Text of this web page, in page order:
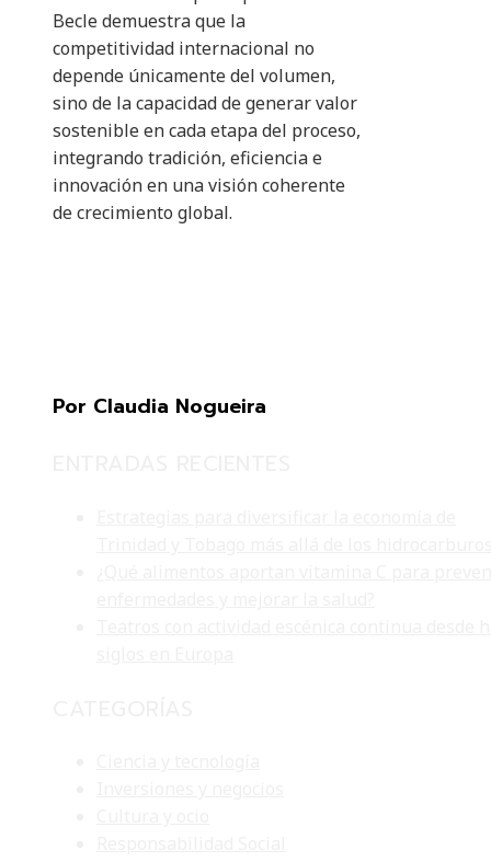
Becle demuestra que la
competitividad internacional no
depende únicamente del volumen,
sino de la capacidad de generar valor
sostenible en cada etapa del proceso,
integrando tradición, eficiencia e
innovación en una visión coherente
de crecimiento global.
Por Claudia Nogueira